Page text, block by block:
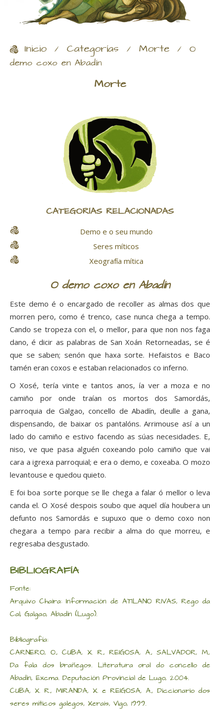
Inicio / Categorías / Morte / O
demo coxo en Abadín
Morte
CATEGORÍAS RELACIONADAS
Demo e o seu mundo
Seres míticos
Xeografía mítica
O demo coxo en Abadín
Este demo é o encargado de recoller as almas dos que
morren pero, como é trenco, case nunca chega a tempo.
Cando se tropeza con el, o mellor, para que non nos faga
dano, é dicir as palabras de San Xoán Retorneadas, se é
que se saben; senón que haxa sorte. Hefaistos e Baco
tamén eran coxos e estaban relacionados co inferno.
O Xosé, tería vinte e tantos anos, ía ver a moza e no
camiño por onde traían os mortos dos Samordás,
parroquia de Galgao, concello de Abadín, deulle a gana,
dispensando, de baixar os pantalóns. Arrimouse así a un
lado do camiño e estivo facendo as súas necesidades. E,
niso, ve que pasa alguén coxeando polo camiño que vai
cara a igrexa parroquial; e era o demo, e coxeaba. O mozo
levantouse e quedou quieto.
E foi boa sorte porque se lle chega a falar ó mellor o leva
canda el. O Xosé despois soubo que aquel día houbera un
defunto nos Samordás e supuxo que o demo coxo non
chegara a tempo para recibir a alma do que morreu, e
regresaba desgustado.
BIBLIOGRAFÍA
Fonte:
Arquivo Chaira: Información de ATILANO RIVAS, Rego da
Cal, Galgao, Abadín (Lugo).
Bibliografía:
CARNERO, O., CUBA, X. R., REIGOSA, A., SALVADOR, M.,
Da fala dos brañegos. Literatura oral do concello de
Abadín, Excma. Deputación Provincial de Lugo, 2004.
CUBA, X. R., MIRANDA, X. e REIGOSA, A., Diccionario dos
seres míticos galegos, Xerais, Vigo, 1999.